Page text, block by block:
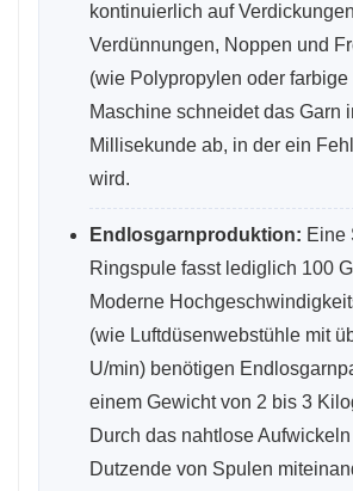
kontinuierlich auf
Verdünnungen, Noppen und
(wie Polypropylen oder
Maschine schneidet das Garn
Millisekunde ab, in der ein
wird.
Endlosgarnproduktion: Eine
Ringspule fasst lediglich 100
Moderne
(wie Luftdüsenwebstühle mit
U/min) benötigen
einem Gewicht von 2 bis 3
Durch das nahtlose
Dutzende von Spulen